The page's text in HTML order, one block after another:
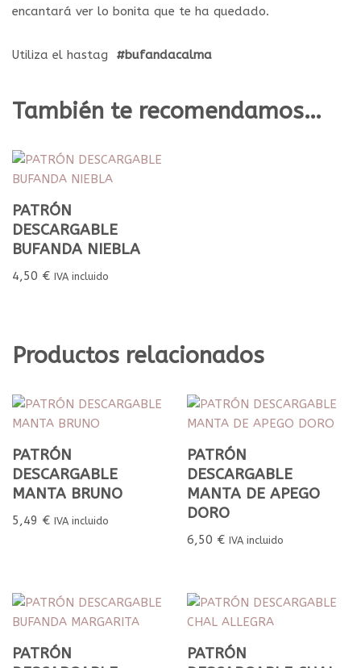
encantará ver lo bonita que te ha quedado.
Utiliza el hastag #bufandacalma
También te recomendamos…
PATRÓN
DESCARGABLE
BUFANDA NIEBLA
4,50 € IVA incluido
Productos relacionados
PATRÓN
DESCARGABLE
MANTA BRUNO
5,49 € IVA incluido
PATRÓN
DESCARGABLE
MANTA DE APEGO
DORO
6,50 € IVA incluido
PATRÓN
PATRÓN